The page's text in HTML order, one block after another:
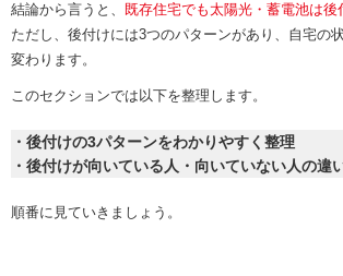
結論から言うと、 既存住宅でも太陽光・蓄電池は後
ただし、後付けには3つのパターンがあり、自宅の
変わります。
このセクションでは以下を整理します。
・後付けの3パターンをわかりやすく整理
・後付けが向いている人・向いていない人の違
順番に見ていきましょう。